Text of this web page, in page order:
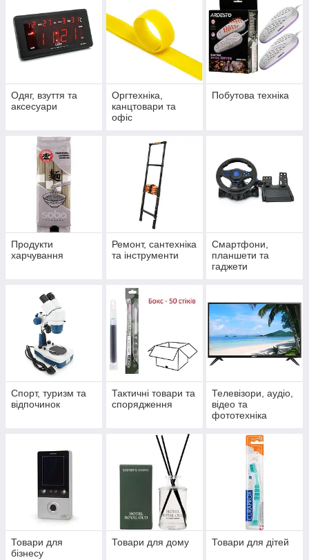
Одяг, взуття та
аксесуари
Оргтехніка,
канцтовари та
офіс
Побутова техніка
Продукти
харчування
Ремонт, сантехніка
та інструменти
Смартфони,
планшети та
гаджети
Спорт, туризм та
відпочинок
Тактичні товари та
спорядження
Телевізори, аудіо,
відео та
фототехніка
Товари для
бізнесу
Товари для дому Товари для дітей